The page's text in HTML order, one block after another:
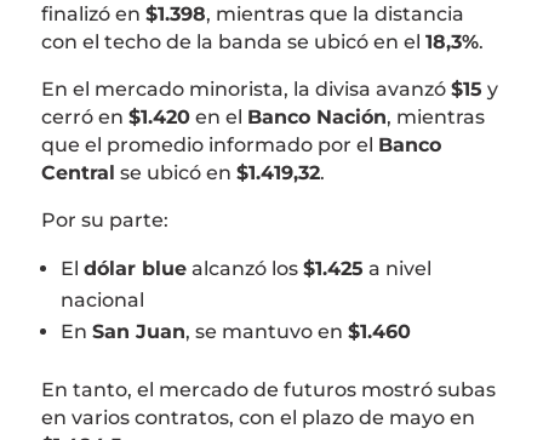
finalizó en $1.398, mientras que la distancia
con el techo de la banda se ubicó en el 18,3%.
En el mercado minorista, la divisa avanzó $15 y
cerró en $1.420en el Banco Nación, mientras
que el promedio informado por el Banco
Central se ubicó en $1.419,32.
Por su parte:
El dólar bluealcanzó los $1.425 a nivel
nacional
En San Juan, se mantuvo en $1.460
En tanto, el mercado de futuros mostró subas
en varios contratos, con el plazo de mayo en